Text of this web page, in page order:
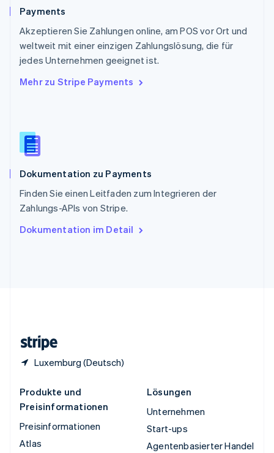
Payments
Akzeptieren Sie Zahlungen online, am POS vor Ort und
weltweit mit einer einzigen Zahlungslösung, die für
jedes Unternehmen geeignet ist.
Mehr zu Stripe Payments
Dokumentation zu Payments
Finden Sie einen Leitfaden zum Integrieren der
Zahlungs-APIs von Stripe.
Dokumentation im Detail
Luxemburg (Deutsch)
Schweiz
Singapur
English简体中文
Slowakei
Slowenien
English
Spanien
Thailand
Tschechische Republik
English
English
Produkte und
Preisinformationen
Preisinformationen
Atlas
Lösungen
Unternehmen
Start-ups
Agentenbasierter Handel